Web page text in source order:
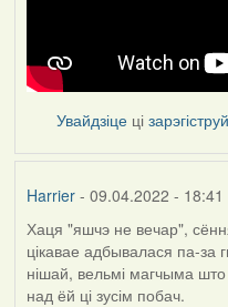
Увайдзіце ці
Harrier- 09.04.2022 - 18:41
Хаця "яшчэ не вечар",
цікавае адбывалася па-за
нішай, вельмі магчыма
над ёй ці зусім побач.